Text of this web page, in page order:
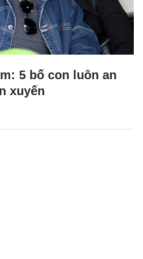
5 bố con luôn an
xuyến